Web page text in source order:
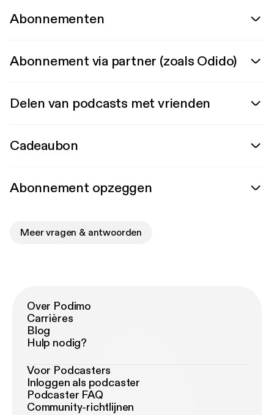
Abonnementen
Abonnement via partner (zoals Odido)
Delen van podcasts met vrienden
Cadeaubon
Abonnement opzeggen
Meer vragen & antwoorden
Over Podimo
Carrières
Blog
Hulp nodig?
Voor Podcasters
Inloggen als podcaster
Podcaster FAQ
Community-richtlijnen